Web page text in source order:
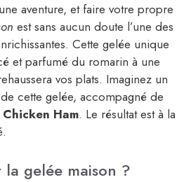
aventure, et faire votre propre
est sans aucun doute l’une des
Cette gelée unique
et parfumé du romarin à une
vos plats. Imaginez un
cette gelée, accompagné de
Chicken Ham. Le résultat est à la
gelée maison ?